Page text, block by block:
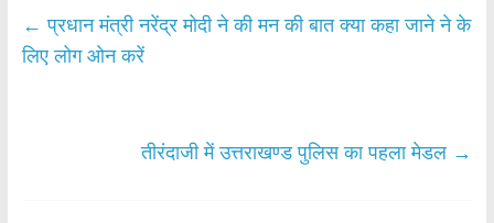
b
o
er s e
← प्रधान मंत्री नरेंद्र मोदी ने की मन की बात क्या कहा जाने ने के
लिए लोग ओन करें
तीरंदाजी में उत्तराखण्ड पुलिस का पहला मेडल →